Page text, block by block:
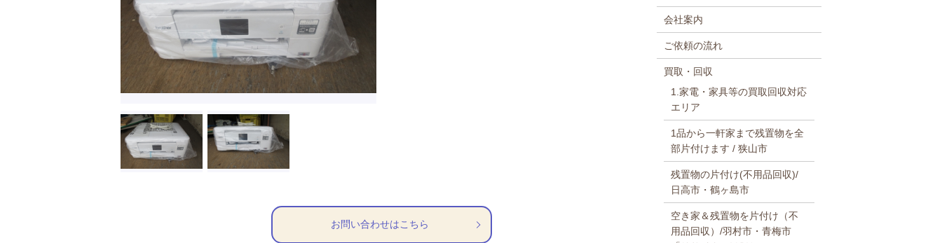
お問い合わせはこちら
会社案内
ご依頼の流れ
買取・回収
1.家電・家具等の買取回収対応
エリア
1品から一軒家まで残置物を全
部片付けます / 狭山市
残置物の片付け(不用品回収)/
日高市・鶴ヶ島市
空き家＆残置物を片付け（不
用品回収）/羽村市・青梅市